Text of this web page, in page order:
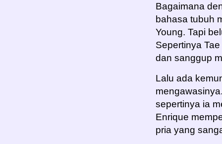
Bagaimana
bahasa tubuh
Young. Tapi
Sepertinya
dan sanggup
Lalu ada
sepertinya ia
Enrique
pria yang